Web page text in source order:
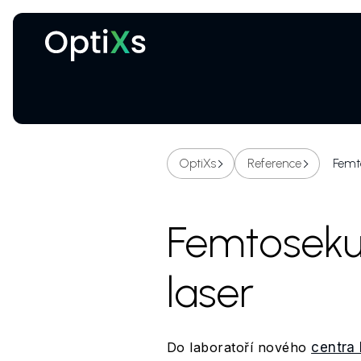
OptiXs Reference
laser
Do laboratoří nového centra